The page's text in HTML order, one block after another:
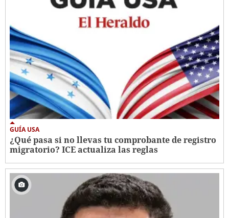
GUÍA USA
¿Qué pasa si no llevas tu comprobante de registro
migratorio? ICE actualiza las reglas